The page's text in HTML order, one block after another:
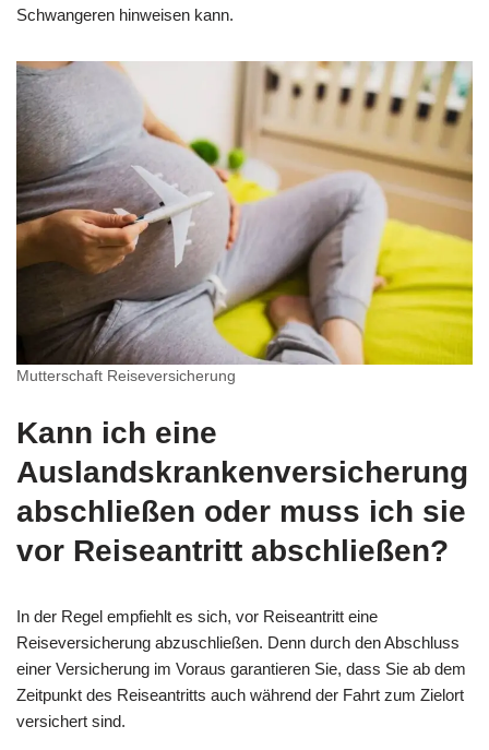
Schwangeren hinweisen kann.
Mutterschaft Reiseversicherung
Kann ich eine
Auslandskrankenversicherung
abschließen oder muss ich sie
vor Reiseantritt abschließen?
In der Regel empfiehlt es sich, vor Reiseantritt eine
Reiseversicherung abzuschließen. Denn durch den Abschluss
einer Versicherung im Voraus garantieren Sie, dass Sie ab dem
Zeitpunkt des Reiseantritts auch während der Fahrt zum Zielort
versichert sind.